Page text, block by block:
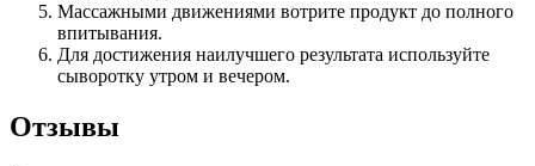
Массажными движениями вотрите продукт до полного
впитывания.
Для достижения наилучшего результата используйте
сыворотку утром и вечером.
Отзывы